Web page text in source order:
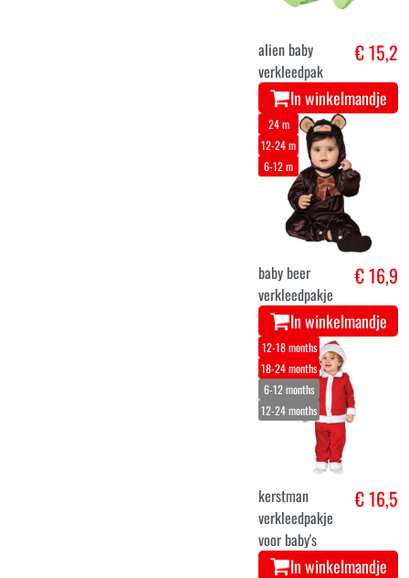
alien baby
verkleedpak
€ 15,2
In winkelmandje
24 m
12-24 m
6-12 m
baby beer
verkleedpakje
€ 16,9
In winkelmandje
12-18 months
18-24 months
6-12 months
12-24 months
kerstman
verkleedpakje
voor baby's
€ 16,5
In winkelmandje